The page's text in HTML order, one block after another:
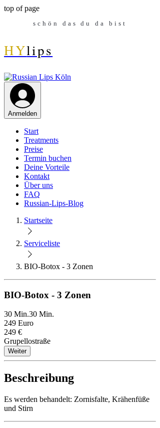
top of page
schön das du da bist
HYlips
Anmelden
Start
Treatments
Preise
Termin buchen
Deine Vorteile
Kontakt
Über uns
FAQ
Russian-Lips-Blog
Startseite
Serviceliste
BIO-Botox - 3 Zonen
BIO-Botox - 3 Zonen
30 Min.30 Min.
249 Euro
249 €
Grupellostraße
Weiter
Beschreibung
Es werden behandelt: Zornisfalte, Krähenfüße
und Stirn